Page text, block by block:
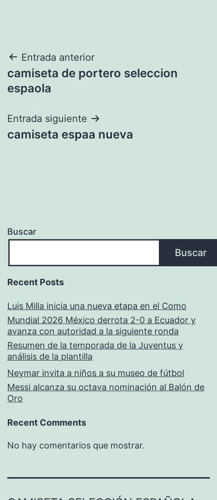
Navegación
de
Entrada anterior
camiseta de portero seleccion
espaola
Entrada siguiente
camiseta espaa nueva
Buscar
Buscar
Recent Posts
Luis Milla inicia una nueva etapa en el Como
Mundial 2026 México derrota 2-0 a Ecuador y
avanza con autoridad a la siguiente ronda
Resumen de la temporada de la Juventus y
análisis de la plantilla
Neymar invita a niños a su museo de fútbol
Messi alcanza su octava nominación al Balón de
Oro
Recent Comments
No hay comentarios que mostrar.